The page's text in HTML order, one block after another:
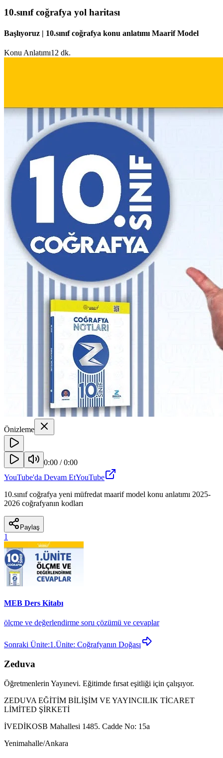
10.sınıf coğrafya yol haritası
Başlıyoruz | 10.sınıf coğrafya konu anlatımı Maarif Model
Konu Anlatımı12 dk.
Önizleme
0:00 /0:00
YouTube'da Devam EtYouTube
10.sınıf coğrafya yeni müfredat maarif model konu anlatımı 2025-
2026 coğrafyanın kodları
Paylaş
1
MEB Ders Kitabı
ölçme ve değerlendirme soru çözümü ve cevaplar
Sonraki Ünite:1.Ünite: Coğrafyanın Doğası
Zeduva
Öğretmenlerin Yayınevi. Eğitimde fırsat eşitliği için çalışıyor.
ZEDUVA EĞİTİM BİLİŞİM VE YAYINCILIK TİCARET
LİMİTED ŞİRKETİ
İVEDİKOSB Mahallesi 1485. Cadde No: 15a
Yenimahalle/Ankara